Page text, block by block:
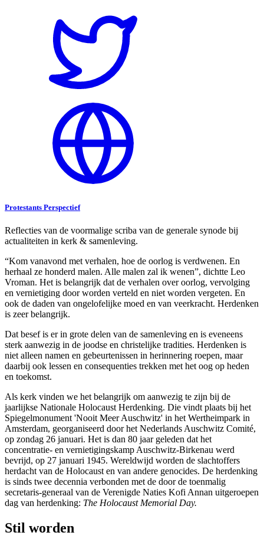
Protestants Perspectief
Reflecties van de voormalige scriba van de generale synode bij
actualiteiten in kerk & samenleving.
“Kom vanavond met verhalen, hoe de oorlog is verdwenen. En
herhaal ze honderd malen. Alle malen zal ik wenen”, dichtte Leo
Vroman. Het is belangrijk dat de verhalen over oorlog, vervolging
en vernietiging door worden verteld en niet worden vergeten. En
ook de daden van ongelofelijke moed en van veerkracht. Herdenken
is zeer belangrijk.
Dat besef is er in grote delen van de samenleving en is eveneens
sterk aanwezig in de joodse en christelijke tradities. Herdenken is
niet alleen namen en gebeurtenissen in herinnering roepen, maar
daarbij ook lessen en consequenties trekken met het oog op heden
en toekomst.
Als kerk vinden we het belangrijk om aanwezig te zijn bij de
jaarlijkse Nationale Holocaust Herdenking. Die vindt plaats bij het
Spiegelmonument 'Nooit Meer Auschwitz' in het Wertheimpark in
Amsterdam, georganiseerd door het Nederlands Auschwitz Comité,
op zondag 26 januari. Het is dan 80 jaar geleden dat het
concentratie- en vernietigingskamp Auschwitz-Birkenau werd
bevrijd, op 27 januari 1945. Wereldwijd worden de slachtoffers
herdacht van de Holocaust en van andere genocides. De herdenking
is sinds twee decennia verbonden met de door de toenmalig
secretaris-generaal van de Verenigde Naties Kofi Annan uitgeroepen
dag van herdenking: The Holocaust Memorial Day.
Stil worden